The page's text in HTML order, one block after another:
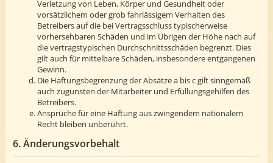
Verletzung von Leben, Körper und Gesundheit oder
vorsätzlichem oder grob fahrlässigem Verhalten des
Betreibers auf die bei Vertragsschluss typischerweise
vorhersehbaren Schäden und im Übrigen der Höhe nach auf
die vertragstypischen Durchschnittsschäden begrenzt. Dies
gilt auch für mittelbare Schäden, insbesondere entgangenen
Gewinn.
Die Haftungsbegrenzung der Absätze a bis c gilt sinngemäß
auch zugunsten der Mitarbeiter und Erfüllungsgehilfen des
Betreibers.
Ansprüche für eine Haftung aus zwingendem nationalem
Recht bleiben unberührt.
6. Änderungsvorbehalt